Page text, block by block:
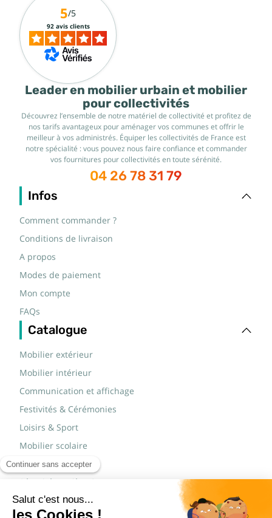
Leader en mobilier urbain et mobilier
pour collectivités
Découvrez l’ensemble de notre matériel de collectivité et profitez de
nos tarifs avantageux pour aménager vos communes et offrir le
meilleur à vos administrés. Équiper les collectivités de France est
notre spécialité : vous pouvez nous faire confiance et commander
vos fournitures pour collectivités en toute sérénité.
04 26 78 31 79
Infos
Comment commander ?
Conditions de livraison
A propos
Modes de paiement
Mon compte
FAQs
Catalogue
Mobilier extérieur
Mobilier intérieur
Communication et affichage
Festivités & Cérémonies
Loisirs & Sport
Mobilier scolaire
Mobilier urbain
Sécurité routière & TP
Tables pliantes rectangulaires
5/5
92 avis clients